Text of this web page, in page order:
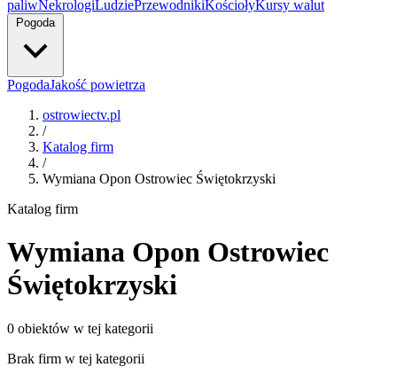
paliwNekrologiLudziePrzewodnikiKościołyKursy walut
Pogoda
PogodaJakość powietrza
ostrowiectv.pl
/
Katalog firm
/
Wymiana Opon Ostrowiec Świętokrzyski
Katalog firm
Wymiana Opon Ostrowiec
Świętokrzyski
0 obiektów w tej kategorii
Brak firm w tej kategorii